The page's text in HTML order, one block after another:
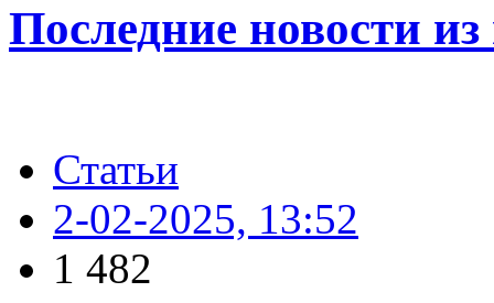
Последние новости
Статьи
2-02-2025, 13:52
1 482